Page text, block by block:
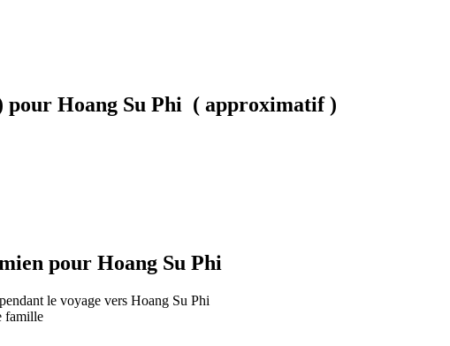
pour Hoang Su Phi ( approximatif )
pour Hoang Su Phi
le voyage vers Hoang Su Phi
famille